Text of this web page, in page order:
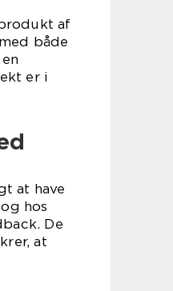
af
både
er i
at have
hos
De
at